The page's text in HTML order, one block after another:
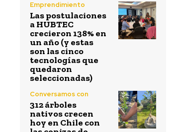
Emprendimiento
Las postulaciones
a HUBTEC
crecieron 138% en
un año (y estas
son las cinco
tecnologías que
quedaron
seleccionadas)
Conversamos con
312 árboles
nativos crecen
hoy en Chile con